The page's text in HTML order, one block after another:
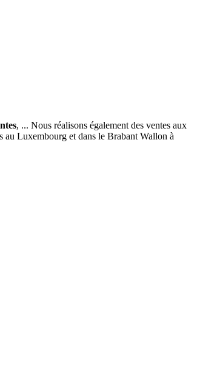
, ... Nous réalisons également des ventes aux
au Luxembourg et dans le Brabant Wallon à